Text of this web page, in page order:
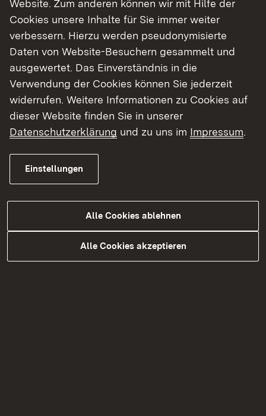
Mehr
Website. Zum anderen können wir mit Hilfe der
Cookies unsere Inhalte für Sie immer weiter
verbessern. Hierzu werden pseudonymisierte
Daten von Website-Besuchern gesammelt und
ausgewertet. Das Einverständnis in die
Verwendung der Cookies können Sie jederzeit
widerrufen. Weitere Informationen zu Cookies auf
dieser Website finden Sie in unserer
Datenschutzerklärung und zu uns im Impressum.
Einstellungen
Alle Cookies ablehnen
Alle Cookies akzeptieren